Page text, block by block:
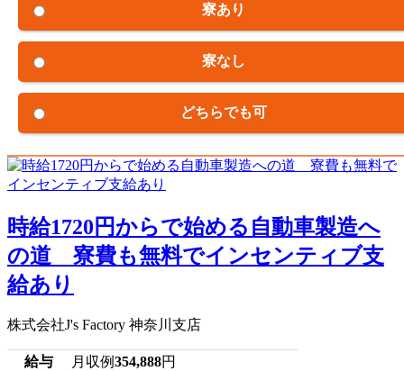
寮あり
寮なし
どちらでも可
時給1720円からで始める自動車製造へ
の道 寮費も無料でインセンティブ支
給あり
株式会社J's Factory 神奈川支店
給与 月収例354,888円